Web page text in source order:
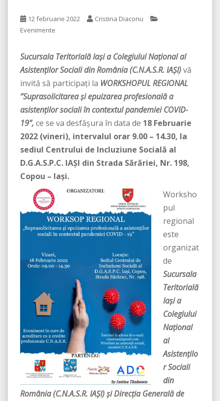
12 februarie 2022
Cristina Diaconu
Evenimente
Sucursala Teritorială Iaşi a Colegiului Naţional al
Asistenţilor Sociali din România (C.N.A.S.R. IAȘI)vă
invită să participaţi la WORKSHOPULREGIONAL
”Suprasolicitarea și epuizarea profesională a
asistenților sociali în contextul pandemiei COVID-
19”, ce se va desfășura în data de 18 Februarie
2022 (vineri), intervalul orar 9.00 – 14.30, la
sediul Centrului de Incluziune Socială al
D.G.A.S.P.C. IAȘI din Strada Sărăriei, Nr. 198,
Copou – Iași.
Worksho
pul
regional
este
organizat
de
Sucursala
Teritorială
Iaşi a
Colegiului
Naţional
al
Asistenţilo
r Sociali
din
România (C.N.A.S.R. IAȘI) și Direcția Generală de